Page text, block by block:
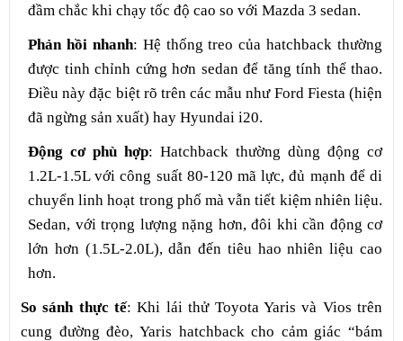
đầm chắc khi chạy tốc độ cao so với Mazda 3 sedan.
Phản hồi nhanh: Hệ thống treo của hatchback thường
được tinh chỉnh cứng hơn sedan để tăng tính thể thao.
Điều này đặc biệt rõ trên các mẫu như Ford Fiesta (hiện
đã ngừng sản xuất) hay Hyundai i20.
Động cơ phù hợp: Hatchback thường dùng động cơ
1.2L-1.5L với công suất 80-120 mã lực, đủ mạnh để di
chuyển linh hoạt trong phố mà vẫn tiết kiệm nhiên liệu.
Sedan, với trọng lượng nặng hơn, đôi khi cần động cơ
lớn hơn (1.5L-2.0L), dẫn đến tiêu hao nhiên liệu cao
hơn.
So sánh thực tế: Khi lái thử Toyota Yaris và Vios trên
cung đường đèo, Yaris hatchback cho cảm giác “bám